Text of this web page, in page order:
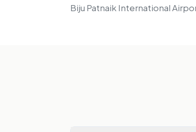
Biju Patnaik International